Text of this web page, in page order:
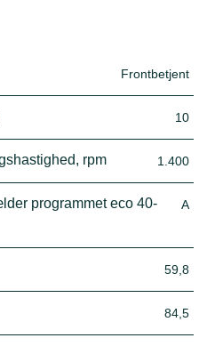
Frontbetjent
10
rpm 1.400
programmet eco 40-
A
59,8
84,5